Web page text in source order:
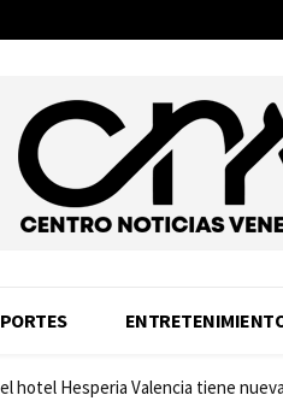
hotel Hesperia Valencia tiene